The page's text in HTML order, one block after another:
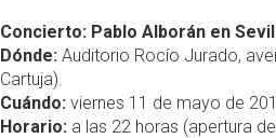
Concierto: Pablo Alborán en
Dónde: Auditorio Rocío Jurado,
Cartuja).
Cuándo: viernes 11 de mayo de
Horario: a las 22 horas (apertura